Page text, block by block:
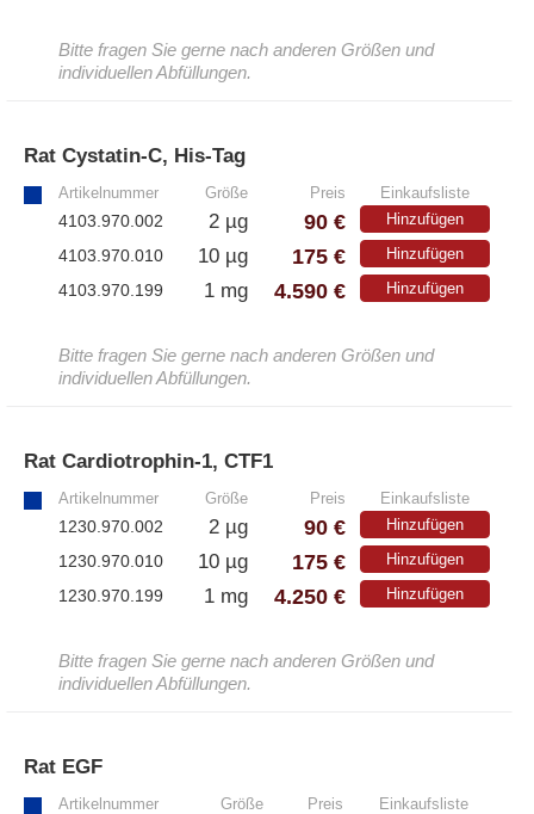
Bitte fragen Sie gerne nach anderen Größen und
individuellen Abfüllungen.
Rat Cystatin-C, His-Tag
Artikelnummer Größe Preis Einkaufsliste
4103.970.002 2 µg 90 € Hinzufügen
4103.970.010 10 µg 175 € Hinzufügen
4103.970.199 1 mg 4.590 € Hinzufügen
Bitte fragen Sie gerne nach anderen Größen und
individuellen Abfüllungen.
Rat Cardiotrophin-1, CTF1
Artikelnummer Größe Preis Einkaufsliste
1230.970.002 2 µg 90 € Hinzufügen
1230.970.010 10 µg 175 € Hinzufügen
1230.970.199 1 mg 4.250 € Hinzufügen
Bitte fragen Sie gerne nach anderen Größen und
individuellen Abfüllungen.
Rat EGF
Artikelnummer Größe Preis Einkaufsliste